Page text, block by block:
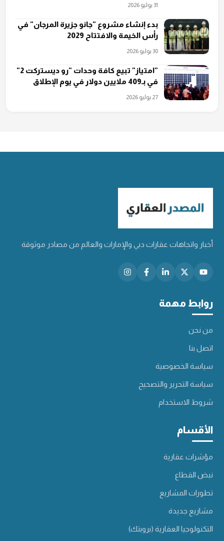
31 يوليو 2026
بدء إنشاء مشروع "جانو جزيرة المرجان" في
رأس الخيمة والافتتاح 2029
30 يوليو 2026
"امتياز" تبيع كافة وحدات "رو ديستركت 2"
في بـ409 ملايين دولار في يوم الإطلاق
27 يوليو 2026
أخبار واتجاهات عقارات دبي والإمارات والعالم من مصادر موثوقة
روابط مهمة
من نحن
اتصل بنا
سياسة الخصوصية
سياسة التحرير والتصحيح
شروط الاستخدام
الأقسام
مؤشرات عقارية
نبض القطاع
تطورات المشاريع
مشاريع جديدة
التكنولوجيا العقارية (بروبتك)